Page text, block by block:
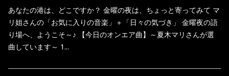
あなたの港は、どこですか？ 金曜の夜は、ちょっと寄ってみて マ
リ姐さんの「お気に入りの音楽」＋「日々の気づき」 金曜夜の語
り場へ、ようこそ～♪ 【今日のオンエア曲】～夏木マリさんが選
曲しています～ 1...